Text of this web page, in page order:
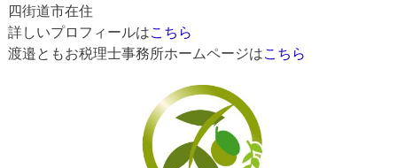
四街道市在住
詳しいプロフィールは こちら
渡邉ともお税理士事務所ホームページは こちら